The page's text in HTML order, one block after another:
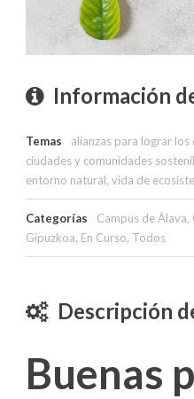
Información
Temas alianzas para lograr
ciudades y comunidades
entorno natural, vida de
Categorías Campus de Álava,
Gipuzkoa, En Curso, Todos
Descripción
Buenas